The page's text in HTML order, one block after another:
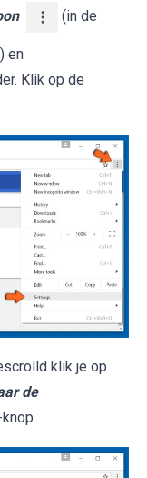
(in de
en
Klik op de
klik je op
de